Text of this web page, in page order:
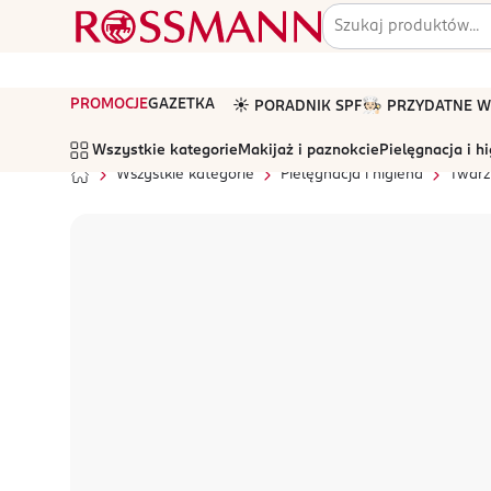
PROMOCJEGAZETKA ☀️ PORADNIK SPF🧑🏻‍🍳 PRZYDATNE
Wszystkie kategorie Makijaż i paznokcie Pielęgnacja i
Wszystkie kategorie
Pielęgnacja i higiena Twarz